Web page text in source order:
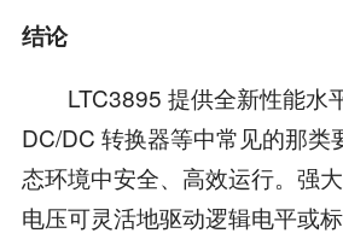
结论
LTC3895 提供全新性能水
DC/DC 转换器等中常见的那类
态环境中安全、高效运行。强
电压可灵活地驱动逻辑电平或